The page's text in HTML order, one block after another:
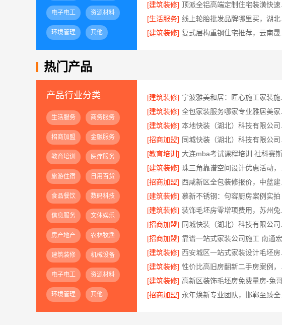
电子电工 资源材料
环境管理 其他
[建筑装修]
[生活服务]
[建筑装修]
热门产品
产品行业分类
生活服务 商务服务
招商加盟 金融服务
教育培训 医疗服务
旅游住宿 日用百货
食品餐饮 数码科技
信息服务 文体娱乐
房产地产 农林牧渔
建筑装修 机械设备
电子电工 资源材料
环境管理 其他
[建筑装修]
[建筑装修]
[建筑装修]
[招商加盟]
[教育培训]
[建筑装修]
[招商加盟]
[建筑装修] 慕新不锈钢：句容厨房案例实拍
[建筑装修]
[招商加盟]
[招商加盟]
[建筑装修]
[建筑装修]
[建筑装修]
[招商加盟]